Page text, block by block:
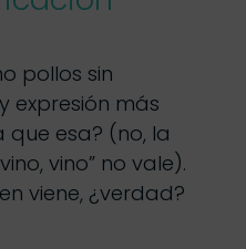
pollos sin
expresión más
esa? (no, la
vino” no vale).
viene, ¿verdad?